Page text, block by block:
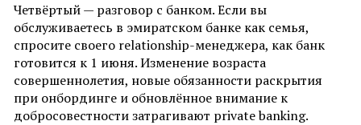
Четвёртый — разговор с банком. Если вы
обслуживаетесь в эмиратском банке как семья,
спросите своего relationship-менеджера, как банк
готовится к 1 июня. Изменение возраста
совершеннолетия, новые обязанности раскрытия
при онбординге и обновлённое внимание к
добросовестности затрагивают private banking.